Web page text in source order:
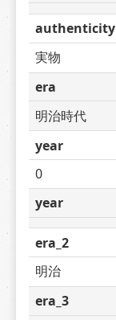
authenticity
実物
era
明治時代
year
0
year
era_2
明治
era_3